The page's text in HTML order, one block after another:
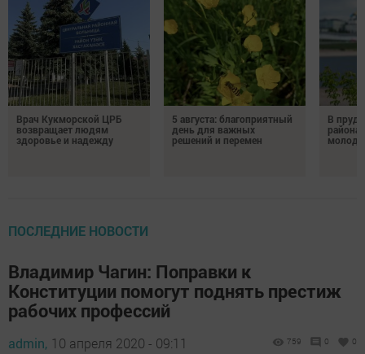
Врач Кукморской ЦРБ
возвращает людям
здоровье и надежду
5 августа: благоприятный
день для важных
решений и перемен
В
района
ПОСЛЕДНИЕ НОВОСТИ
Владимир Чагин: Поправки к
Конституции помогут поднять престиж
рабочих профессий
admin, 10 апреля 2020 - 09:11 759 0 0